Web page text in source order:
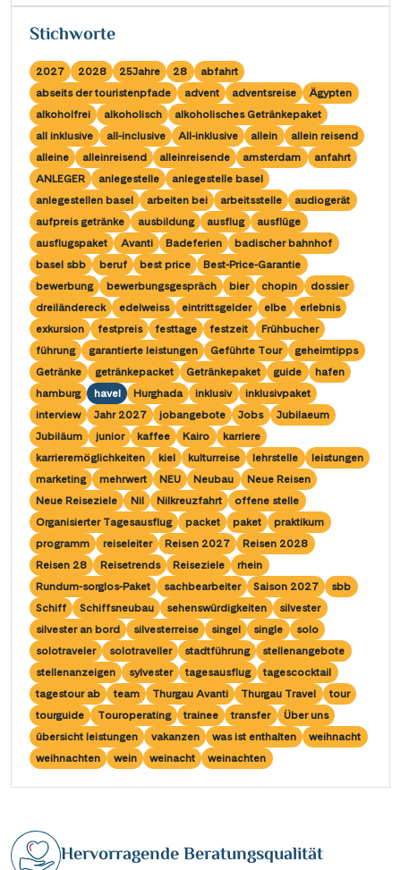
Stichworte
2027 2028 25Jahre 28
abfahrt
abseits der touristenpfade
advent adventsreise
Ägypten
alkoholfrei
alkoholisch
alkoholisches Getränkepaket
all inklusive
all-inclusive All-inklusive allein
allein reisend
alleine
alleinreisend alleinreisende amsterdam
anfahrt
ANLEGER
anlegestelle
anlegestelle basel
anlegestellen basel
arbeiten bei arbeitsstelle
audiogerät
aufpreis getränke
ausbildung ausflug
ausflüge
ausflugspaket
Avanti Badeferien
badischer bahnhof
basel sbb
beruf best price
Best-Price-Garantie
bewerbung
bewerbungsgespräch bier chopin
dossier
dreiländereck
edelweiss eintrittsgelder elbe
erlebnis
exkursion
festpreis festtage festzeit
Frühbucher
führung
garantierte leistungen Geführte Tour
geheimtipps
Getränke
getränkepacket Getränkepaket guide
hafen
hamburg
havel Hurghada inklusiv
inklusivpaket
interview
Jahr 2027 jobangebote Jobs
Jubilaeum
Jubiläum
junior kaffee Kairo
karriere
karrieremöglichkeiten
kiel kulturreise lehrstelle
leistungen
marketing
mehrwert NEU Neubau
Neue Reisen
Neue Reiseziele
Nil Nilkreuzfahrt
offene stelle
Organisierter Tagesausflug
packet paket
praktikum
programm
reiseleiter Reisen 2027
Reisen 2028
Reisen 28
Reisetrends Reiseziele
rhein
Rundum-sorglos-Paket
sachbearbeiter Saison 2027
sbb
Schiff
Schiffsneubau sehenswürdigkeiten
silvester
silvester an bord
silvesterreise singel single
solo
solotraveler
solotraveller stadtführung
stellenangebote
stellenanzeigen
sylvester tagesausflug
tagescocktail
tagestour ab
team Thurgau Avanti Thurgau Travel
tour
tourguide
Touroperating trainee transfer
Über uns
übersicht leistungen
vakanzen was ist enthalten
weihnacht
weihnachten
wein weinacht weinachten
Hervorragende Beratungsqualität
Saar(10)
Seine, Oise & Schelde
Spree (4)
Weser, Ems & Hunte(2)
Weser, Ems-/ Mittellandkanal(15)
Saarschleife(7)
Schiffshebewerk Arzviller(3)
Schiffshebewerk Niederfinow(19)
Schiffshebewerk Scharnebeck(8)
Schloss Heidelberg
Schloss Sanssouci (11)
Schloss Schönbrunn (5)
Schlögener Schlinge(8)
St. Georgs-Arm(2)
Stift Melk(10)
Wasserstrassenkreuz Magdeburg(2)
Wasserstrassenkreuz Minden(7)
Passau(7)
Porto(12)
Potsdam(1)
Regensburg
Rotterdam(2)
Saarbrücken (5)
Saarburg(1)
Stralsund(6)
Strasbourg(1)
Stuttgart(2)
Tulcea (1)
Valence(1)
Wien(2)
Würzburg